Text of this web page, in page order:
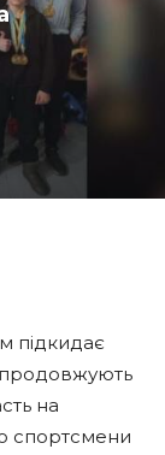
підкидає
продовжують
на
спортсмени